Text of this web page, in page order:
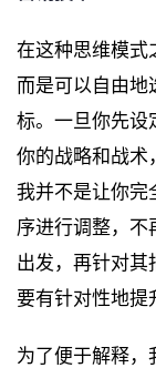
在这种思维模式
而是可以自由地
标。一旦你先设
你的战略和战术
我并不是让你完
序进行调整，不
出发，再针对其
要有针对性地提
为了便于解释，